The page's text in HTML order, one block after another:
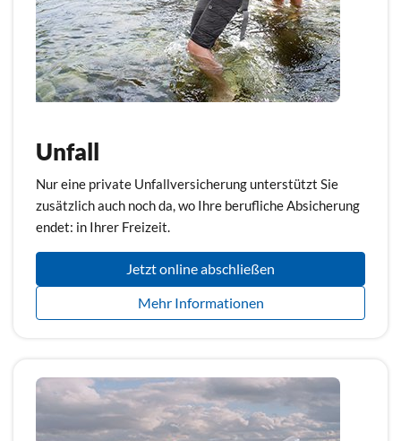
Unfall
Nur eine private Unfallversicherung unterstützt Sie
zusätzlich auch noch da, wo Ihre berufliche Absicherung
endet: in Ihrer Freizeit.
Jetzt online abschließen
Mehr Informationen